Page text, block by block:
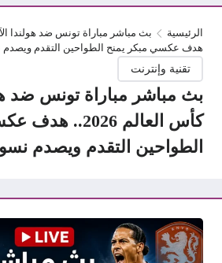
الرئيسية
هدف عكسي مبكر يمنح الطواحين التقدم
تقنية وإنترنت
بث مباشر مباراة تونس ضد
كأس العالم
الطواحين التقدم ويصدم